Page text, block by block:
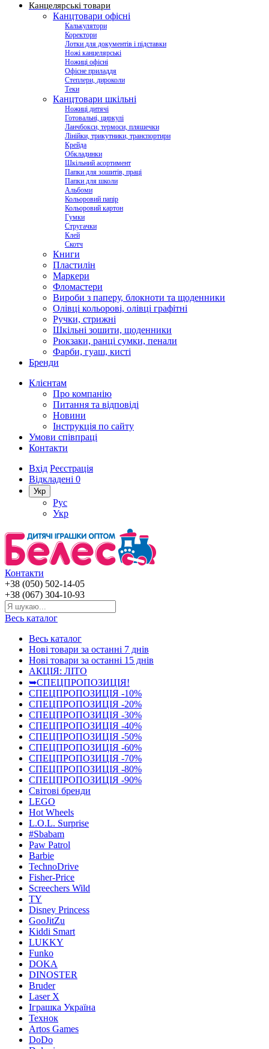
Канцелярські товари
Канцтовари офісні
Калькулятори
Коректори
Лотки для документів і підставки
Ножі канцелярські
Ножиці офісні
Офісне приладдя
Степлери, дироколи
Теки
Канцтовари шкільні
Ножиці дитячі
Готовальні, циркулі
Ланчбокси, термоси, пляшечки
Лінійки, трикутники, транспортири
Крейда
Обкладинки
Шкільний асортимент
Папки для зошитів, праці
Папки для школи
Альбоми
Кольоровий папір
Кольоровий картон
Гумки
Стругачки
Клей
Скотч
Книги
Пластилін
Маркери
Фломастери
Вироби з паперу, блокноти та щоденники
Олівці кольорові, олівці графітні
Ручки, стрижні
Шкільні зошити, щоденники
Рюкзаки, ранці сумки, пенали
Фарби, гуаш, кисті
Бренди
Клієнтам
Про компанію
Питання та відповіді
Новини
Інструкція по сайту
Умови співпраці
Контакти
Вхід Реєстрація
Відкладені 0
Укр
Рус
Укр
Контакти
+38 (050) 502-14-05
+38 (067) 304-10-93
Весь каталог
Весь каталог
Нові товари за останнi 7 днiв
Нові товари за останнi 15 днiв
АКЦІЯ: ЛІТО
➥СПЕЦПРОПОЗИЦІЯ!
СПЕЦПРОПОЗИЦІЯ -10%
СПЕЦПРОПОЗИЦІЯ -20%
СПЕЦПРОПОЗИЦІЯ -30%
СПЕЦПРОПОЗИЦІЯ -40%
СПЕЦПРОПОЗИЦІЯ -50%
СПЕЦПРОПОЗИЦІЯ -60%
СПЕЦПРОПОЗИЦІЯ -70%
СПЕЦПРОПОЗИЦІЯ -80%
СПЕЦПРОПОЗИЦІЯ -90%
Світові бренди
LEGO
Hot Wheels
L.O.L. Surprise
#Sbabam
Paw Patrol
Barbie
TechnoDrive
Fisher-Price
Screechers Wild
TY
Disney Princess
GooJitZu
Kiddi Smart
LUKKY
Funko
DOKA
DINOSTER
Bruder
Laser X
Іграшка Україна
Технок
Artos Games
DoDo